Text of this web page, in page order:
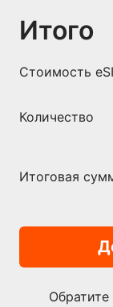
Итого
Cтоимость
Количество
Итоговая